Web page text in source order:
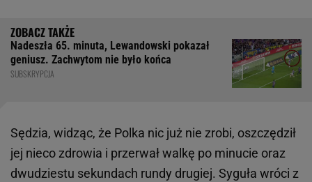
Nadeszła 65. minuta, Lewandowski pokazał
geniusz. Zachwytom nie było końca
SUBSKRYPCJA
Sędzia, widząc, że Polka nic już nie zrobi, oszczędził
jej nieco zdrowia i przerwał walkę po minucie oraz
dwudziestu sekundach rundy drugiej. Syguła wróci z